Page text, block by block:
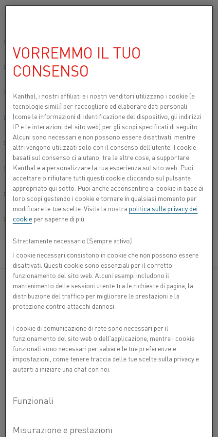
简体中文/Chinese
Deutsch/German
Italiano/Italian
日本語/Japanese
Português/Portuguese
Español/Spanish
Français/French
CONTATTACI
CONTATTO
Kanthal®
Kanthal® è un marchio leader a livello mondiale nel
settore dei prodotti e servizi altamente ingegnerizzati
materiali resistivi.
INFORMAZIONI SU KANTHAL
INFORMAZIONI SU KANTHAL
OPPORTUNITÀ DI LAVORO
CONTATTACI
INFORMAZIONI SU ALLEIMA
CERTIFICATI
VORREMMO IL TUO
CONSENSO
Kanthal, i nostri affiliati e i nostri venditori utilizzano i cookie (e
tecnologie simili) per raccogliere ed elaborare dati personali
(come le informazioni di identificazione del dispositivo, gli indirizzi
IP e le interazioni del sito web) per gli scopi specificati di seguito.
Alcuni sono necessari e non possono essere disattivati, mentre
altri vengono utilizzati solo con il consenso dell'utente. I cookie
basati sul consenso ci aiutano, tra le altre cose, a supportare
Kanthal e a personalizzare la tua esperienza sul sito web. Puoi
accettare o rifiutare tutti questi cookie cliccando sul pulsante
appropriato qui sotto. Puoi anche acconsentire ai cookie in base ai
loro scopi gestendo i cookie e tornare in qualsiasi momento per
modificare le tue scelte. Visita la nostra politica sulla privacy dei
cookie per saperne di più.
Strettamente necessario (Sempre attivo)
I cookie necessari consistono in cookie che non possono essere
disattivati. Questi cookie sono essenziali per il corretto
funzionamento del sito web. Alcuni esempi includono il
mantenimento delle sessioni utente tra le richieste di pagina, la
distribuzione del traffico per migliorare le prestazioni e la
protezione contro attacchi dannosi.
I cookie di comunicazione di rete sono necessari per il
funzionamento del sito web o dell'applicazione, mentre i cookie
funzionali sono necessari per salvare le tue preferenze e
impostazioni, come tenere traccia delle tue scelte sulla privacy e
aiutarti a iniziare una chat con noi.